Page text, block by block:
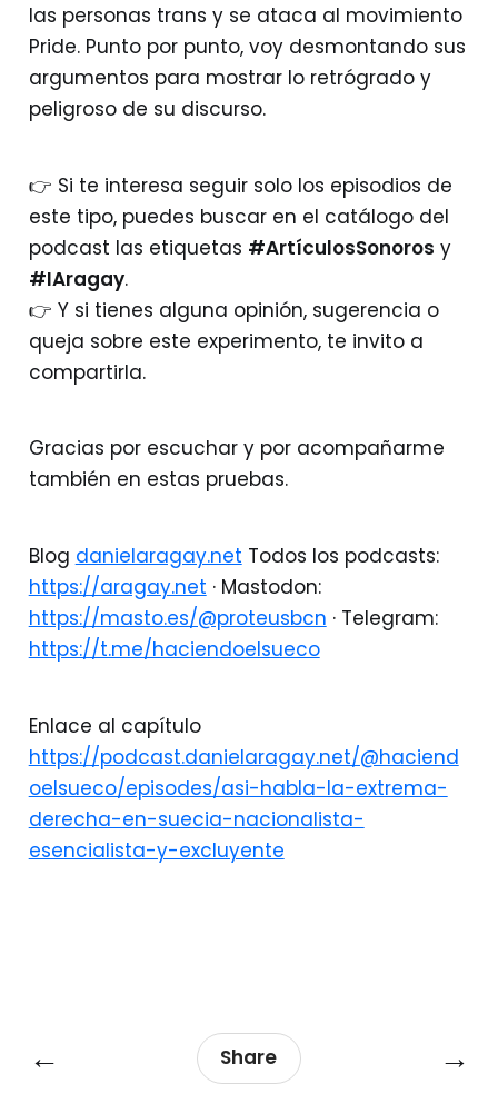
las personas trans y se ataca al movimiento
Pride. Punto por punto, voy desmontando sus
argumentos para mostrar lo retrógrado y
peligroso de su discurso.
👉 Si te interesa seguir solo los episodios de
este tipo, puedes buscar en el catálogo del
podcast las etiquetas #ArtículosSonoros y
#IAragay.
👉 Y si tienes alguna opinión, sugerencia o
queja sobre este experimento, te invito a
compartirla.
Gracias por escuchar y por acompañarme
también en estas pruebas.
Blog danielaragay.net Todos los podcasts:
https://aragay.net · Mastodon:
https://masto.es/@proteusbcn · Telegram:
https://t.me/haciendoelsueco
Enlace al capítulo
https://podcast.danielaragay.net/@haciend
oelsueco/episodes/asi-habla-la-extrema-
derecha-en-suecia-nacionalista-
esencialista-y-excluyente
← Share →